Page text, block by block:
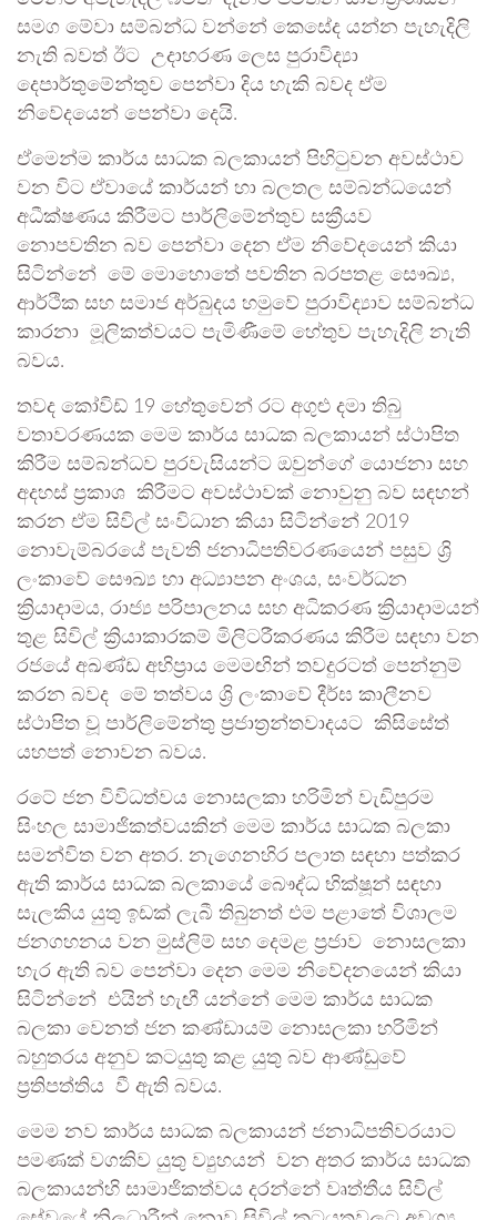
සමග මේවා සම්බන්ධ වන්නේ කෙසේද යන්න පැහැදිලි
නැති බවත් ඊට උදාහරණ ලෙස පුරාවිද්‍යා
දෙපාර්තුමේන්තුව පෙන්වා දිය හැකි බවද ඒම
නිවේදයෙන් පෙන්වා දෙයි.
ඒමෙන්ම කාර්ය සාධක බලකායන් පිහිටුවන අවස්ථාව
වන විට ඒවායේ කාර්යන් හා බලතල සම්බන්ධයෙන්
අධීක්ෂණය කිරීමට පාර්ලිමේන්තුව සක්‍රීයව
නොපවතින බව පෙන්වා දෙන ඒම නිවේදයෙන් කියා
සිටින්නේ මේ මොහොතේ පවතින බරපතළ සෞඛ්‍ය,
ආර්ථික සහ සමාජ අර්බුදය හමුවේ පුරාවිද්‍යාව සම්බන්ධ
කාරනා මූලිකත්වයට පැමිණීමේ හේතුව පැහැදිලි නැති
බවය.
තවද කෝවිඩ් 19 හේතුවෙන් රට අගුළු දමා තිබු
වතාවරණයක මෙම කාර්ය සාධක බලකායන් ස්ථාපිත
කිරීම සම්බන්ධව පුරවැසියන්ට ඔවුන්ගේ යොජනා සහ
අදහස් ප්‍රකාශ කිරීමට අවස්ථාවක් නොවුනු බව සඳහන්
කරන ඒම සිවිල් සංවිධාන කියා සිටින්නේ 2019
නොවැම්බරයේ පැවති ජනාධිපතිවරණයෙන් පසුව ශ්‍රි
ලංකාවේ සෞඛ්‍ය හා අධ්‍යාපන අංශය, සංවර්ධන
ක්‍රියාදාමය, රාජ්‍ය පරිපාලනය සහ අධිකරණ ක්‍රියාදාමයන්
තුළ සිවිල් ක්‍රියාකාරකම් මිලිටරීකරණය කිරීම සඳහා වන
රජයේ අඛණ්ඩ අභිප්‍රාය මෙමඟින් තවදුරටත් පෙන්නුම්
කරන බවද මේ තත්වය ශ්‍රි ලංකාවේ දීර්ඝ කාලීනව
ස්ථාපිත වූ පාර්ලිමේන්තු ප්‍රජාත්‍රන්තවාදයට කිසිසේත්
යහපත් නොවන බවය.
රටේ ජන විවිධත්වය නොසලකා හරිමින් වැඩිපුරම
සිංහල සාමාජිකත්වයකින් මෙම කාර්ය සාධක බලකා
සමන්විත වන අතර. නැගෙනහිර පලාත සඳහා පත්කර
ඇති කාර්ය සාධක බලකායේ බෞද්ධ භික්ෂූන් සඳහා
සැලකිය යුතු ඉඩක් ලැබී තිබුනත් එම පළාතේ විශාලම
ජනගහනය වන මුස්ලිම් සහ දෙමළ ප්‍රජාව නොසලකා
හැර ඇති බව පෙන්වා දෙන මෙම නිවේදනයෙන් කියා
සිටින්නේ එයින් හැඟී යන්නේ මෙම කාර්ය සාධක
බලකා වෙනත් ජන කණ්ඩායම් නොසලකා හරිමින්
බහුතරය අනුව කටයුතු කළ යුතු බව ආණ්ඩුවේ
ප්‍රතිපත්තිය වී ඇති බවය.
මෙම නව කාර්ය සාධක බලකායන් ජනාධිපතිවරයාට
පමණක් වගකිව යුතු ව්‍යුහයන් වන අතර කාර්ය සාධක
බලකායන්හි සාමාජිකත්වය දරන්නේ වෘත්තීය සිවිල්